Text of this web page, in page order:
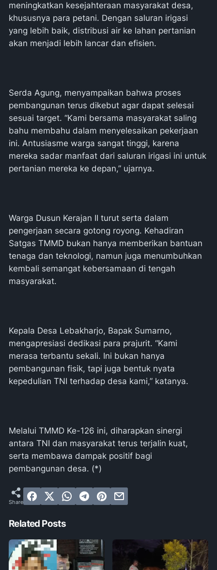
meningkatkan kesejahteraan masyarakat desa,
khususnya para petani. Dengan saluran irigasi
yang lebih baik, distribusi air ke lahan pertanian
akan menjadi lebih lancar dan efisien.
Serda Agung, menyampaikan bahwa proses
pembangunan terus dikebut agar dapat selesai
sesuai target. “Kami bersama masyarakat saling
bahu membahu dalam menyelesaikan pekerjaan
ini. Antusiasme warga sangat tinggi, karena
mereka sadar manfaat dari saluran irigasi ini untuk
pertanian mereka ke depan,” ujarnya.
Warga Dusun Kerajan II turut serta dalam
pengerjaan secara gotong royong. Kehadiran
Satgas TMMD bukan hanya memberikan bantuan
tenaga dan teknologi, namun juga menumbuhkan
kembali semangat kebersamaan di tengah
masyarakat.
Kepala Desa Lebakharjo, Bapak Sumarno,
mengapresiasi dedikasi para prajurit. “Kami
merasa terbantu sekali. Ini bukan hanya
pembangunan fisik, tapi juga bentuk nyata
kepedulian TNI terhadap desa kami,” katanya.
Melalui TMMD Ke-126 ini, diharapkan sinergi
antara TNI dan masyarakat terus terjalin kuat,
serta membawa dampak positif bagi
pembangunan desa. (*)
Related Posts